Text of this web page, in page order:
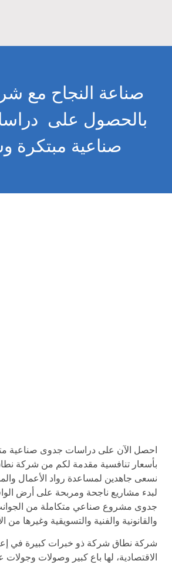
صناعة النجاح مع
بالحصول على
صناعية مبتكرة
احصل الآن على دراسات جدوى صناعية
بأسعار تنافسية مقدمة لكم من شركة
نسعى جاهدين لمساعدة رواد الأعمال
لبدء مشاريع ناجحة ومربحة على أرض
جدوى مشروع صناعي متكاملة من الجوانب
والقانونية والفنية والتسويقية وغيرها من
شركة نطاق شركة ذو خبرات كبيرة في
الاقتصادية، لها باع كبير وصولات